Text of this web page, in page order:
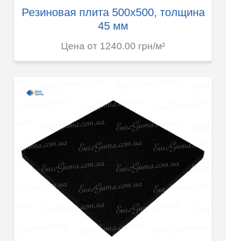
Резиновая плита 500х500, толщина
45 мм
Цена от 1240.00 грн/м²